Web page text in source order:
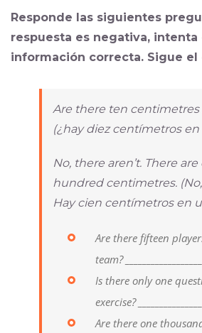
Responde las siguientes
respuesta es negativa, intenta
información correcta. Sigue el
Are there ten centimetres
(¿hay diez centímetros
No, there aren’t. There are
hundred centimetres.
Hay cien centímetros en
Are there fifteen
team?
Is there only one
exercise?
Are there one